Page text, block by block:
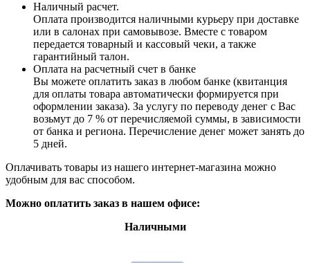
Наличный расчет.
Оплата производится наличными курьеру при доставке
или в салонах при самовывозе. Вместе с товаром
передается товарный и кассовый чеки, а также
гарантийный талон.
Оплата на расчетный счет в банке
Вы можете оплатить заказ в любом банке (квитанция
для оплаты товара автоматически формируется при
оформлении заказа). За услугу по переводу денег с Вас
возьмут до 7 % от перечисляемой суммы, в зависимости
от банка и региона. Перечисление денег может занять до
5 дней.
Оплачивать товары из нашего интернет-магазина можно
удобным для вас способом.
Можно оплатить заказ в нашем офисе:
Наличными